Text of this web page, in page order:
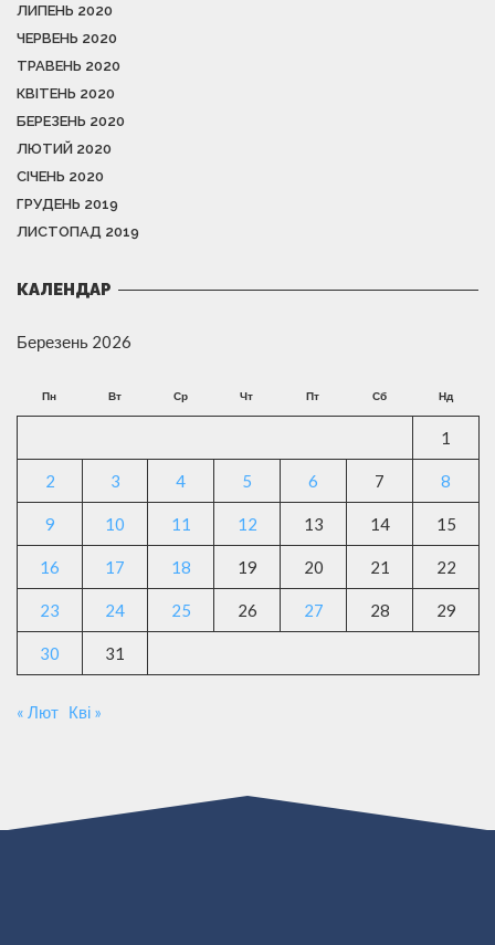
ЛИПЕНЬ 2020
ЧЕРВЕНЬ 2020
ТРАВЕНЬ 2020
КВІТЕНЬ 2020
БЕРЕЗЕНЬ 2020
ЛЮТИЙ 2020
СІЧЕНЬ 2020
ГРУДЕНЬ 2019
ЛИСТОПАД 2019
КАЛЕНДАР
Березень 2026
Пн Вт Ср Чт Пт Сб Нд
1
2 3 4 5 6 7 8
9 10 11 12 13 14 15
16 17 18 19 20 21 22
23 24 25 26 27 28 29
30 31
« Лют Кві »